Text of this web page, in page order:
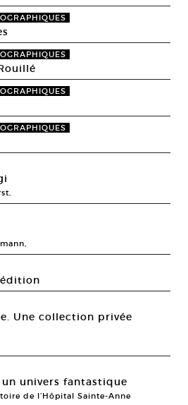
Une collection privée
univers fantastique
de l’Hôpital Sainte-Anne